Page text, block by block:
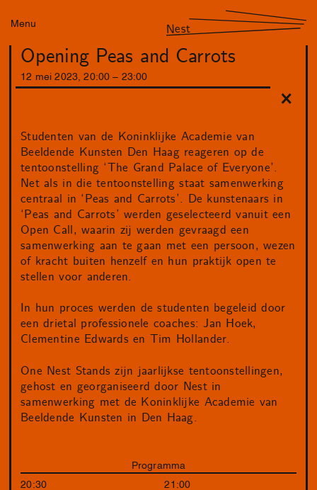
Menu Nest
Opening Peas and Carrots
12 mei 2023 ,20:00 23 :00
Studenten van de Koninklijke Academie van
Beeldende Kunsten Den Haag reageren op de
tentoonstelling ‘The Grand Palace of Everyone’.
Net als in die tentoonstelling staat samenwerking
centraal in ‘Peas and Carrots’. De kunstenaars in
‘Peas and Carrots’ werden geselecteerd vanuit een
Open Call, waarin zij werden gevraagd een
samenwerking aan te gaan met een persoon, wezen
of kracht buiten henzelf en hun praktijk open te
stellen voor anderen.
In hun proces werden de studenten begeleid door
een drietal professionele coaches: Jan Hoek,
Clementine Edwards en Tim Hollander.
One Nest Stands zijn jaarlijkse tentoonstellingen,
gehost en georganiseerd door Nest in
samenwerking met de Koninklijke Academie van
Beeldende Kunsten in Den Haag.
Programma
20:30 21:00